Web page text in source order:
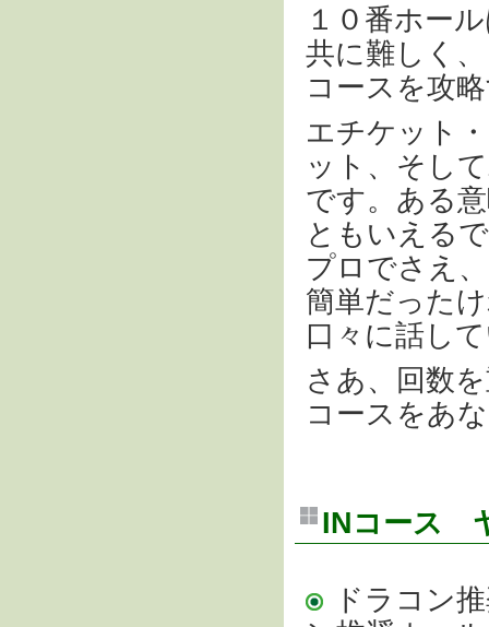
１０番ホー
共に難しく
コースを攻
エチケット
ット、そし
です。ある
ともいえる
プロでさえ
簡単だった
口々に話し
さあ、回数
コースをあ
INコース
ドラコン